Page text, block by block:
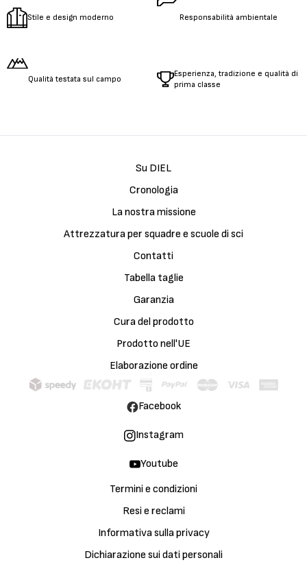
Stile e design moderno Responsabilità ambientale
Qualità testata sul campo
Esperienza, tradizione e qualità di
prima classe
Su DIEL
Cronologia
La nostra missione
Attrezzatura per squadre e scuole di sci
Contatti
Tabella taglie
Garanzia
Cura del prodotto
Prodotto nell'UE
Elaborazione ordine
Termini e condizioni
Resi e reclami
Informativa sulla privacy
Dichiarazione sui dati personali
Facebook
Instagram
Youtube